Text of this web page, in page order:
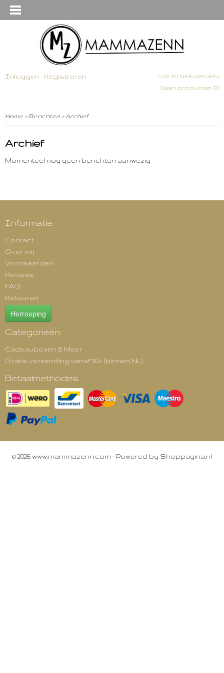
Inloggen Registreren
UW WINKELWAGEN
Geen producten (0)
Home > Berichten > Archief
Archief
Momenteel nog geen berichten aanwezig
Informatie
Contact
Over mij
Voorwaarden
Reviews
FAQ
Retouren
Herroeping
Categorieën
Cadeauboxen & Meer
Gratis verzending vanaf 50,= (binnen NL)
Betaalmethodes
© 2026 www.mammazenn.com - Powered by Shoppagina.nl